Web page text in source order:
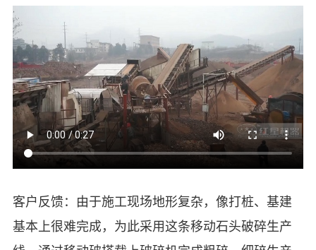
客户反馈：由于施工现场地形复杂，像打桩、基建
基本上很难完成，为此采用这条移动石头破碎生产